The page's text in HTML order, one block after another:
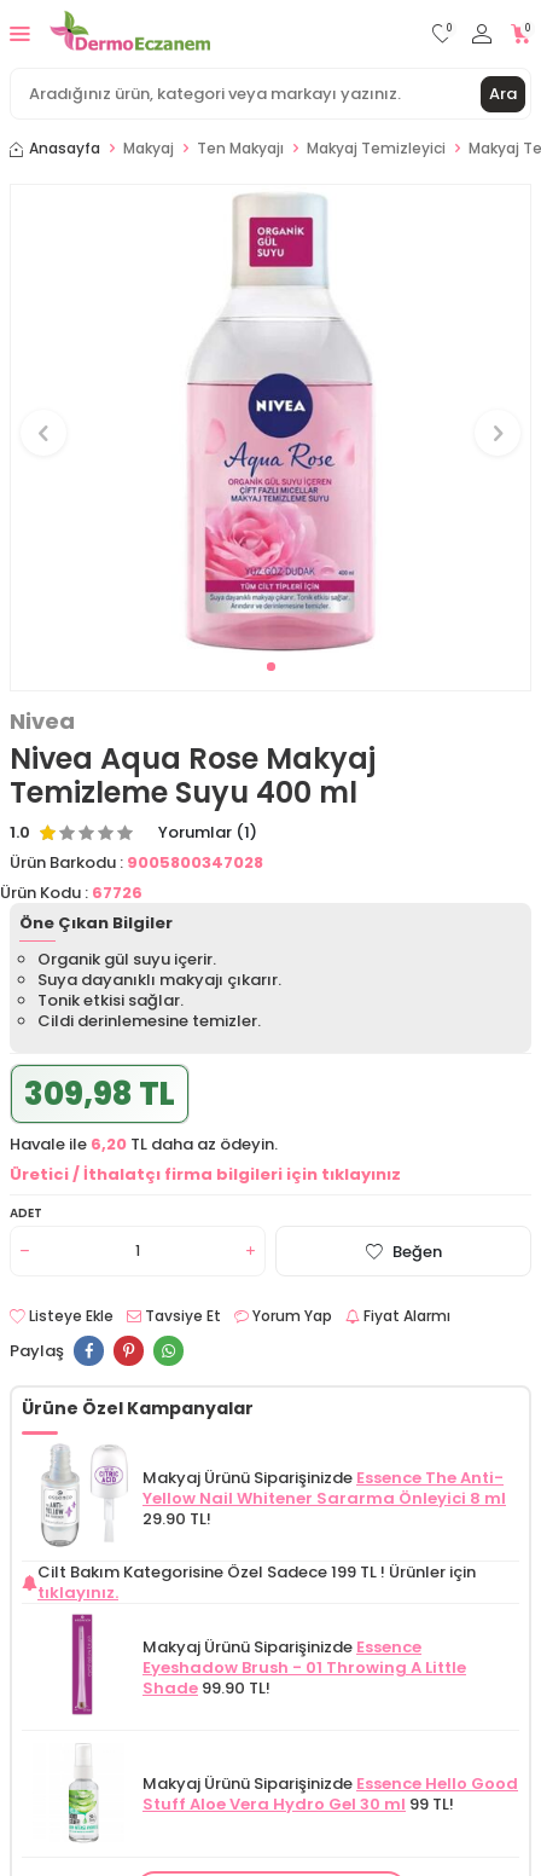
Ara
0 0
Anasayfa Makyaj Ten Makyajı Makyaj Temizleyici Makyaj
Nivea
Nivea Aqua Rose Makyaj
Temizleme Suyu 400 ml
1.0
Yorumlar (1)
Ürün Barkodu : 9005800347028
Ürün Kodu : 67726
Öne Çıkan Bilgiler
Organik gül suyu içerir.
Suya dayanıklı makyajı çıkarır.
Tonik etkisi sağlar.
Cildi derinlemesine temizler.
309,98 TL
Havale ile 6,20 TL daha az ödeyin.
Üretici / İthalatçı firma bilgileri için tıklayınız
ADET
Beğen
Listeye Ekle Tavsiye Et Yorum Yap Fiyat Alarmı
Paylaş
Ürüne Özel Kampanyalar
Makyaj Ürünü Siparişinizde Essence The Anti-
Yellow Nail Whitener Sararma Önleyici 8 ml
29.90 TL!
Cilt Bakım Kategorisine Özel Sadece 199 TL ! Ürünler için
tıklayınız.
Makyaj Ürünü Siparişinizde Essence
Eyeshadow Brush - 01 Throwing A Little
Shade 99.90 TL!
Makyaj Ürünü Siparişinizde Essence Hello Good
Stuff Aloe Vera Hydro Gel 30 ml 99 TL!